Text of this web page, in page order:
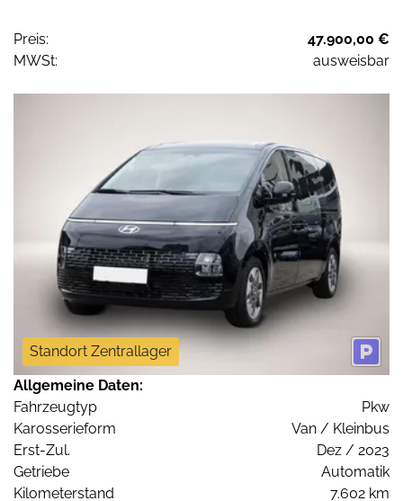
Preis:
47.900,00 €
MWSt:
ausweisbar
Standort Zentrallager
Allgemeine Daten:
Fahrzeugtyp
Pkw
Karosserieform
Van / Kleinbus
Erst-Zul.
Dez / 2023
Getriebe
Automatik
Kilometerstand
7.602 km